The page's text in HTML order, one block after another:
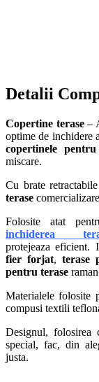
Detalii
Copertine terase–
optime de inchidere
copertinele
miscare.
Cu brate
terase
Folosite atat
inchiderea
protejeaza eficient.
fier forjat, terase
pentru terase
Materialele folosite
compusi textili
Designul, folosirea
special, fac, din
justa.